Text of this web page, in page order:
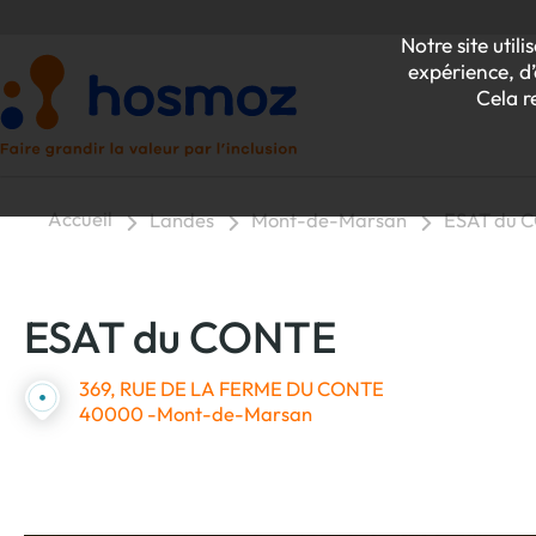
Notre site
expérience,
Cela
Accueil Landes Mont-de-Marsan ESAT du
ESAT du CONTE
369, RUE DE LA FERME DU CONTE
40000 -Mont-de-Marsan